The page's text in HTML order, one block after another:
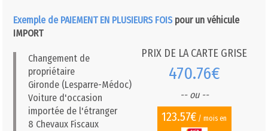
Exemple de PAIEMENT EN PLUSIEURS FOIS pour un véhicule
IMPORT
Changement de
propriétaire
Gironde (Lesparre-Médoc)
Voiture d'occasion
importée de l'étranger
8 Chevaux Fiscaux
PRIX DE LA CARTE GRISE
470.76€
-- ou --
123.57€ / mois en